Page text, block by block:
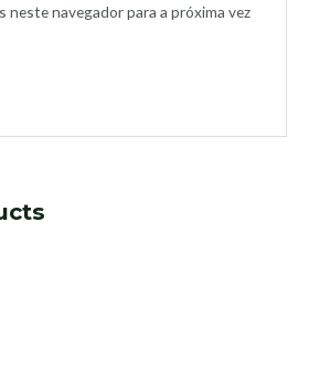
neste navegador para a próxima vez